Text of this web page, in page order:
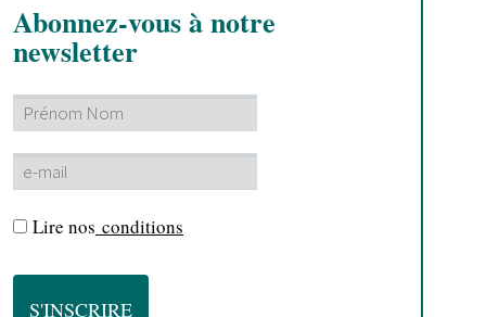
Abonnez-vous à notre
newsletter
Lire nos conditions